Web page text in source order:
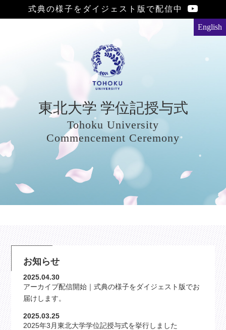
式典の様子をダイジェスト版で配信中
English
東北大学 学位記授与式
Tohoku University
Commencement Ceremony
お知らせ
2025.04.30
アーカイブ配信開始｜式典の様子をダイジェスト版でお
届けします。
2025.03.25
2025年3月東北大学学位記授与式を挙行しました